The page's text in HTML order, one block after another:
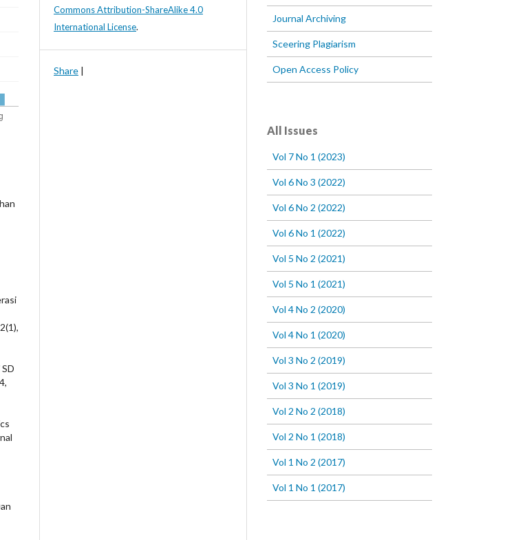
Commons Attribution-ShareAlike 4.0
International License.
Share |
Journal Archiving
Sceering Plagiarism
Open Access Policy
All Issues
Vol 7 No 1 (2023)
Vol 6 No 3 (2022)
Vol 6 No 2 (2022)
Vol 6 No 1 (2022)
Vol 5 No 2 (2021)
Vol 5 No 1 (2021)
Vol 4 No 2 (2020)
Vol 4 No 1 (2020)
Vol 3 No 2 (2019)
Vol 3 No 1 (2019)
Vol 2 No 2 (2018)
Vol 2 No 1 (2018)
Vol 1 No 2 (2017)
Vol 1 No 1 (2017)